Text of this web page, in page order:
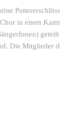
in einen
Die Mitglieder